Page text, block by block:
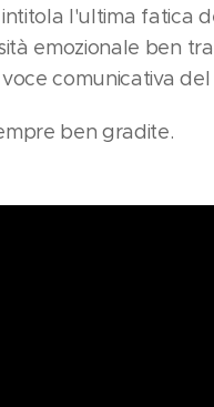
intitola l'ultima fatica
emozionale ben
comunicativa
ben gradite.